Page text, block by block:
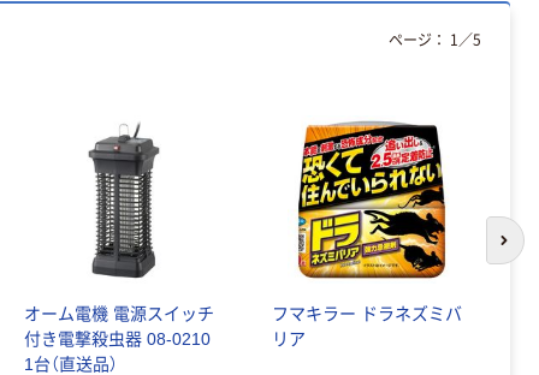
オーム電機 電源スイッチ
付き電撃殺虫器 08-0210
1台（直送品）
フマキラー ドラネズミバ
リア
ページ： 1 ／5
次